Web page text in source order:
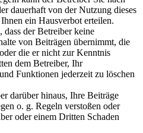
dauerhaft von der Nutzung dieses
ein Hausverbot erteilen.
dass der Betreiber keine
von Beiträgen übernimmt, die
die er nicht zur Kenntnis
dem Betreiber, Ihr
Funktionen jederzeit zu löschen
darüber hinaus, Ihre Beiträge
o. g. Regeln verstoßen oder
oder einem Dritten Schaden